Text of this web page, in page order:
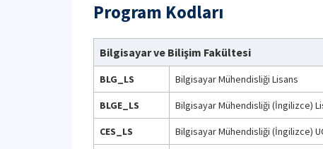
Program Kodları
Bilgisayar ve Bilişim Fakültesi
BLG_LS Bilgisayar Mühendisliği Lisans
BLGE_LS Bilgisayar Mühendisliği (İngilizce)
CES_LS Bilgisayar Mühendisliği (İngilizce)